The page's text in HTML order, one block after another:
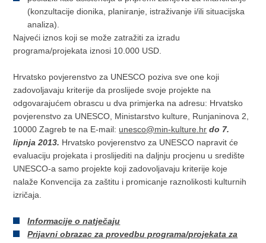
(konzultacije dionika, planiranje, istraživanje i/ili situacijska
analiza).
Najveći iznos koji se može zatražiti za izradu
programa/projekata iznosi 10.000 USD.
Hrvatsko povjerenstvo za UNESCO poziva sve one koji
zadovoljavaju kriterije da proslijede svoje projekte na
odgovarajućem obrascu u dva primjerka na adresu: Hrvatsko
povjerenstvo za UNESCO, Ministarstvo kulture, Runjaninova 2,
10000 Zagreb te na E-mail: unesco@min-kulture.hr do 7.
lipnja 2013. Hrvatsko povjerenstvo za UNESCO napravit će
evaluaciju projekata i proslijediti na daljnju procjenu u središte
UNESCO-a samo projekte koji zadovoljavaju kriterije koje
nalaže Konvencija za zaštitu i promicanje raznolikosti kulturnih
izričaja.
Informacije o natječaju
Prijavni obrazac za provedbu programa/projekata za